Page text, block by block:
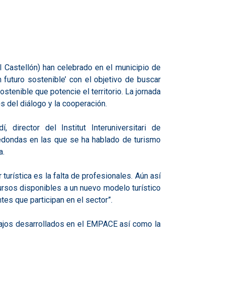
Castellón) han celebrado en el municipio de
sostenible’ con el objetivo de buscar
que potencie el territorio. La jornada
del diálogo y la cooperación.
director del Institut Interuniversitari de
en las que se ha hablado de turismo
turística es la falta de profesionales. Aún así
disponibles a un nuevo modelo turístico
que participan en el sector”.
desarrollados en el EMPACE así como la